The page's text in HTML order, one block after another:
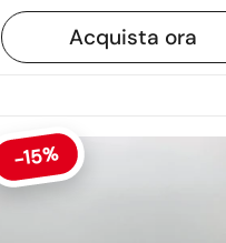
Acquista ora
-15%